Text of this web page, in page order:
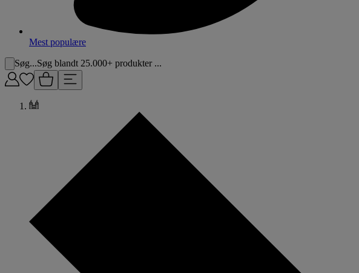
Mest populære
Søg...Søg blandt 25.000+ produkter ...